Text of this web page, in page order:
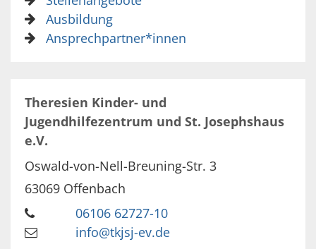
Ausbildung
Ansprechpartner*innen
Theresien Kinder- und
Jugendhilfezentrum und St. Josephshaus
e.V.
Oswald-von-Nell-Breuning-Str. 3
63069 Offenbach
06106 62727-10
info@tkjsj-ev.de